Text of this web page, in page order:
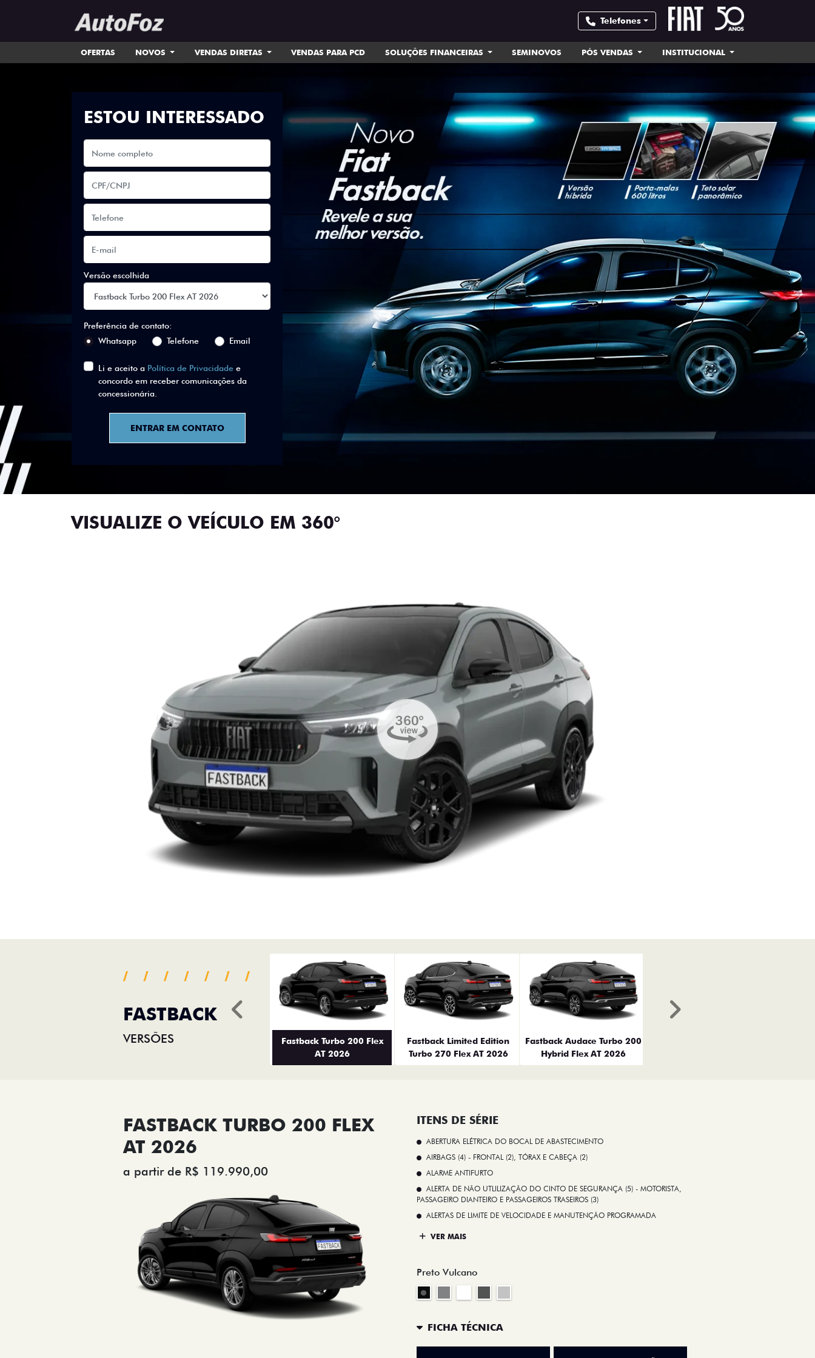
Telefones
OFERTAS NOVOS VENDAS DIRETAS VENDAS PARA PCD SOLUÇÕES FINANCEIRAS SEMINOVOS PÓS VENDAS INSTITUCIONAL
ESTOU INTERESSADO
Versão escolhida
Preferência de contato:
Whatsapp
Telefone Email
Li e aceito a Política de Privacidade e
concordo em receber comunicações da
concessionária.
ENTRAR EM CONTATO
VISUALIZE O VEÍCULO EM 360°
FASTBACK
VERSÕES
Fastback Turbo 200 Flex
AT 2026
Fastback Limited Edition
Turbo 270 Flex AT 2026
Fastback Audace Turbo 200
Hybrid Flex AT 2026
Anterior Próximo
FASTBACK TURBO 200 FLEX
AT 2026
a partir de R$ 119.990,00
ITENS DE SÉRIE
ABERTURA ELÉTRICA DO BOCAL DE ABASTECIMENTO
AIRBAGS (4) - FRONTAL (2), TÓRAX E CABEÇA (2)
ALARME ANTIFURTO
ALERTA DE NÃO UTLILIZAÇÃO DO CINTO DE SEGURANÇA (5) - MOTORISTA,
PASSAGEIRO DIANTEIRO E PASSAGEIROS TRASEIROS (3)
ALERTAS DE LIMITE DE VELOCIDADE E MANUTENÇÃO PROGRAMADA
VER MAIS
Preto Vulcano
FICHA TÉCNICA